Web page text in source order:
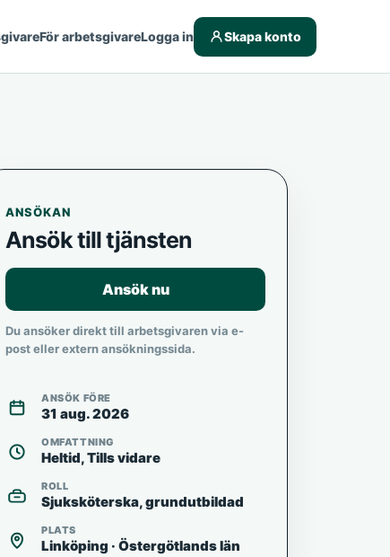
För arbetsgivareLogga in Skapa konto
ANSÖKAN
Ansök till tjänsten
Ansök nu
Du ansöker direkt till arbetsgivaren via e-
post eller extern ansökningssida.
ANSÖK FÖRE
31 aug. 2026
OMFATTNING
Heltid, Tills vidare
ROLL
Sjuksköterska, grundutbildad
PLATS
Linköping · Östergötlands län